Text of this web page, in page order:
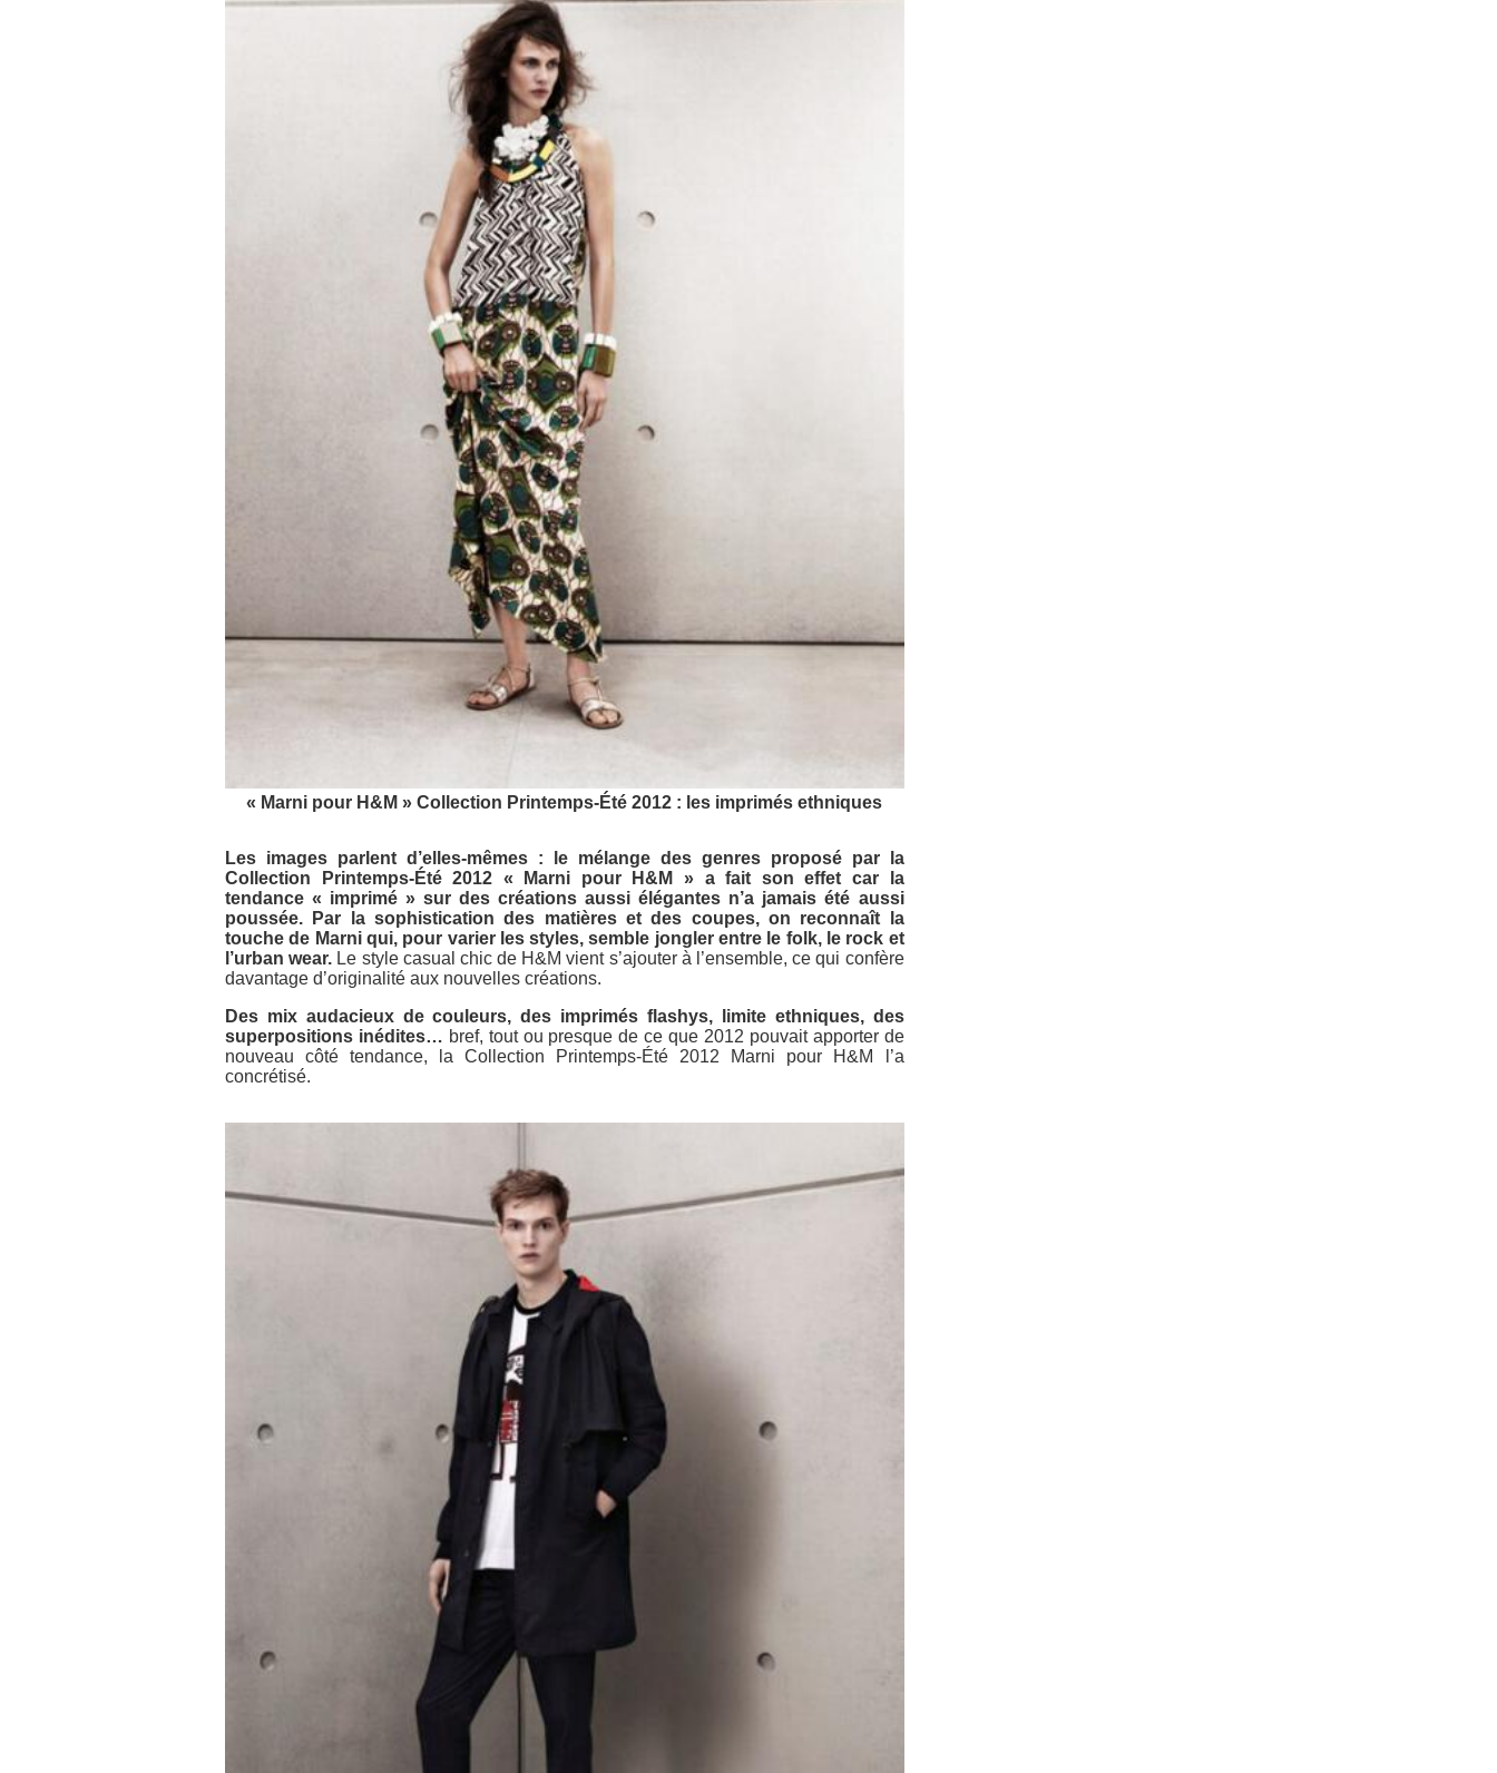
« Marni pour H&M » Collection Printemps-Été 2012 : les imprimés ethniques
Les images parlent d’elles-mêmes : le mélange des genres proposé par la
Collection Printemps-Été 2012 « Marni pour H&M » a fait son effet car la
tendance « imprimé » sur des créations aussi élégantes n’a jamais été aussi
poussée. Par la sophistication des matières et des coupes, on reconnaît la
touche de Marni qui, pour varier les styles, semble jongler entre le folk, le rock et
l’urban wear. Le style casual chic de H&M vient s’ajouter à l’ensemble, ce qui confère
davantage d’originalité aux nouvelles créations.
Des mix audacieux de couleurs, des imprimés flashys, limite ethniques, des
superpositions inédites… bref, tout ou presque de ce que 2012 pouvait apporter de
nouveau côté tendance, la Collection Printemps-Été 2012 Marni pour H&M l’a
concrétisé.